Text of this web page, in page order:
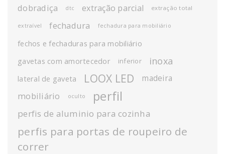
dobradiça dtc extração parcial extração total
extraível fechadura fechadura para mobiliário
fechos e fechaduras para mobiliário
gavetas com amortecedor
inferior inoxa
lateral de gaveta LOOX LED madeira
mobiliário oculto perfil
perfis de aluminio para cozinha
perfis para portas de roupeiro de
correr